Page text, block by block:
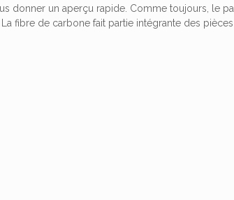
donner un aperçu rapide. Comme toujours, le
fibre de carbone fait partie intégrante des pièces